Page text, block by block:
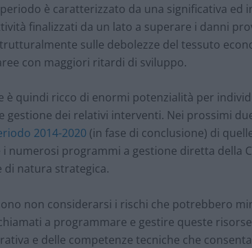
periodo è caratterizzato da una significativa
finalizzati da un lato a superare i danni
sulle debolezze del tessuto
con maggiori ritardi di sviluppo.
è quindi ricco di enormi potenzialità per
gestione dei relativi interventi. Nei prossimi
2014-2020 (in fase di conclusione) di
i numerosi programmi a gestione diretta
natura strategica.
non considerarsi i rischi che potrebbero
a programmare e gestire queste
e delle competenze tecniche che